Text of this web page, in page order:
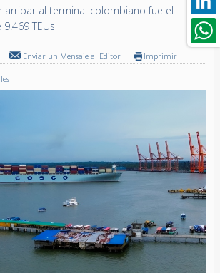
arribar al terminal colombiano fue el
TEUs
Enviar un Mensaje al Editor Imprimir